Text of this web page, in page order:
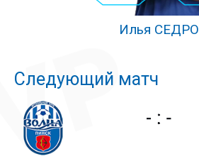
Илья СЕДРО
Следующий матч